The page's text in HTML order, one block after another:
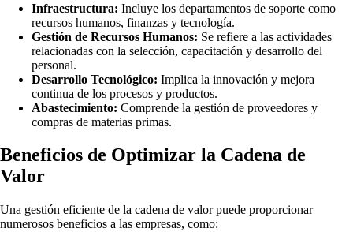
Infraestructura: Incluye los departamentos de soporte como
recursos humanos, finanzas y tecnología.
Gestión de Recursos Humanos: Se refiere a las actividades
relacionadas con la selección, capacitación y desarrollo del
personal.
Desarrollo Tecnológico: Implica la innovación y mejora
continua de los procesos y productos.
Abastecimiento: Comprende la gestión de proveedores y
compras de materias primas.
Beneficios de Optimizar la Cadena de
Valor
Una gestión eficiente de la cadena de valor puede proporcionar
numerosos beneficios a las empresas, como: